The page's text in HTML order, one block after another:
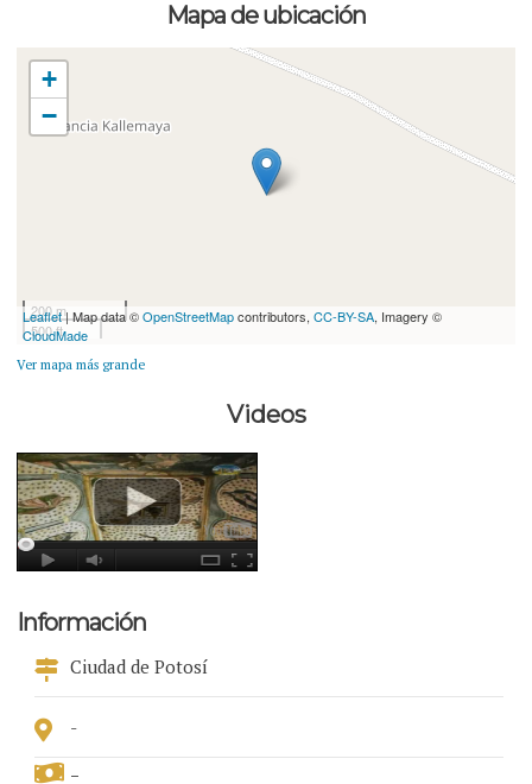
Mapa de ubicación
+
−
200 m
500 ft
Leaflet| Map data ©OpenStreetMapcontributors,CC-BY-SA, Imagery ©
CloudMade
Ver mapa más grande
Videos
Información
Ciudad de Potosí
-
-